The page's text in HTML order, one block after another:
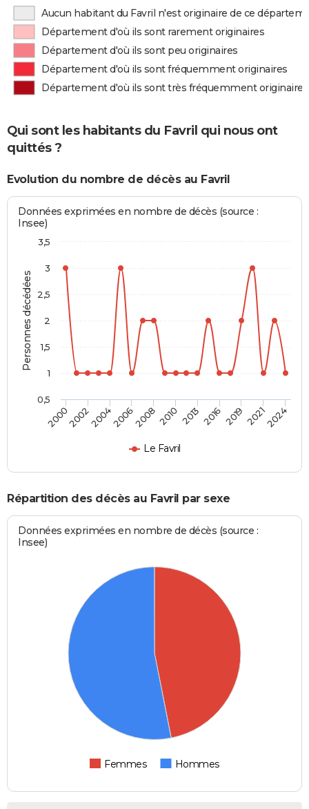
Aucun habitant du Favril n'est originaire de ce
Département d'où ils sont rarement originaires
Département d'où ils sont peu originaires
Département d'où ils sont fréquemment originaires
Département d'où ils sont très fréquemment originaires
Qui sont les habitants du Favril qui nous ont
quittés ?
Evolution du nombre de décès au Favril
Personnes décédées
Données exprimées en nombre de décès (source :
Insee)
Le Favril
200020022004200620082010 2013 2016 2019 20212024
0,5
1
1,5
2
2,5
3
3,5
Répartition des décès au Favril par sexe
Données exprimées en nombre de décès (source :
Insee)
Femmes Hommes